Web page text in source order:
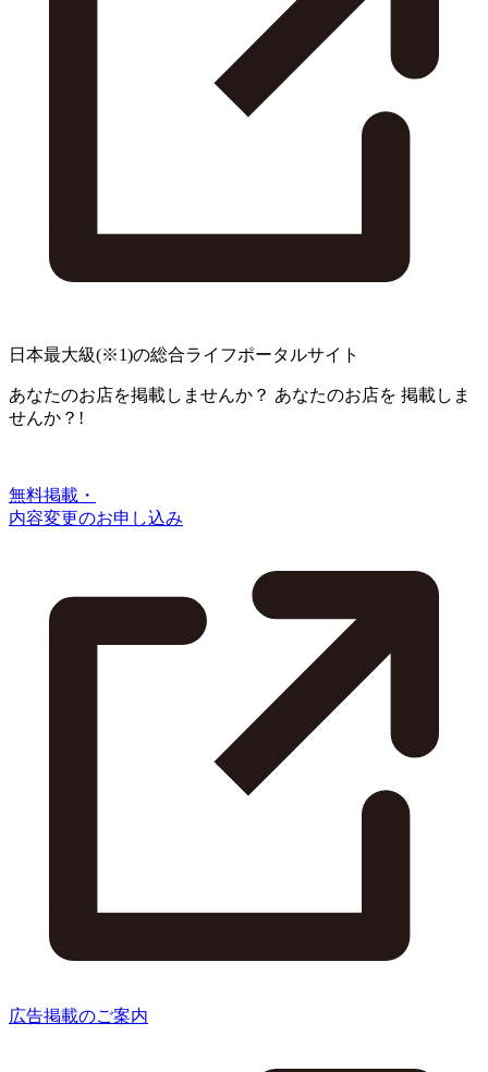
日本最大級(※1)の総合ライフポータルサイト
あなたのお店を掲載しませんか？ あなたのお店を 掲載しま
せんか？!
無料掲載・
内容変更のお申し込み
広告掲載のご案内